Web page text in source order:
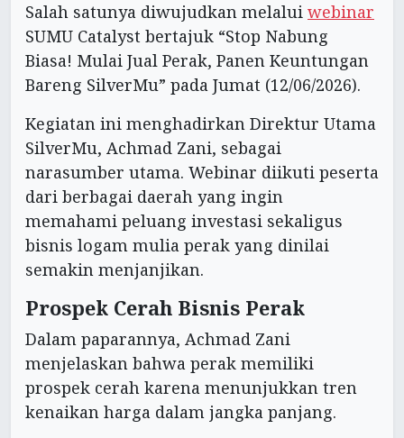
Salah satunya diwujudkan melalui webinar
SUMU Catalyst bertajuk “Stop Nabung
Biasa! Mulai Jual Perak, Panen Keuntungan
Bareng SilverMu” pada Jumat (12/06/2026).
Kegiatan ini menghadirkan Direktur Utama
SilverMu, Achmad Zani, sebagai
narasumber utama. Webinar diikuti peserta
dari berbagai daerah yang ingin
memahami peluang investasi sekaligus
bisnis logam mulia perak yang dinilai
semakin menjanjikan.
Prospek Cerah Bisnis Perak
Dalam paparannya, Achmad Zani
menjelaskan bahwa perak memiliki
prospek cerah karena menunjukkan tren
kenaikan harga dalam jangka panjang.